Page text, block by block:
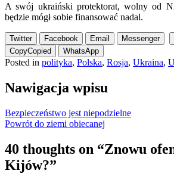
A swój ukraiński protektorat, wolny od
będzie mógł sobie finansować nadal.
Twitter Facebook Email Messenger
CopyCopied WhatsApp
Posted in polityka, Polska, Rosja, Ukraina,
Nawigacja wpisu
Bezpieczeństwo jest niepodzielne
Powrót do ziemi obiecanej
40 thoughts on “Znowu
Kijów?”